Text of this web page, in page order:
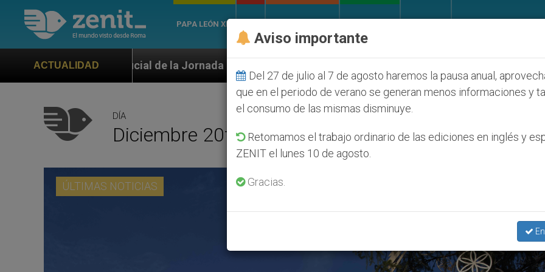
PAPA LEÓN XIV
ACTUALIDAD
de la Jornada Mundial de la Juventud Seúl 2027 ONU se pronuncia ante caso de obispo
DÍA
Diciembre 20th, 2020
ÚLTIMAS NOTICIAS
Aviso importante
Del 27 de julio al 7 de agosto haremos la pausa anual,
que en el periodo de verano se generan menos informaciones y
el consumo de las mismas disminuye.
Retomamos el trabajo ordinario de las ediciones en inglés y
ZENIT el lunes 10 de agosto.
Gracias.